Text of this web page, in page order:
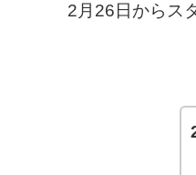
2月26日からス